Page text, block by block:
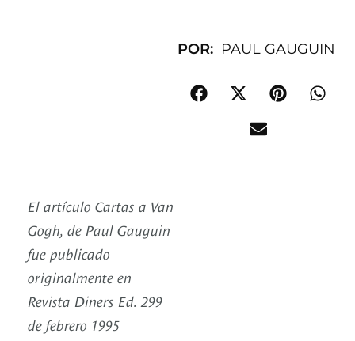
POR: PAUL GAUGUIN
El artículo Cartas a Van
Gogh, de Paul Gauguin
fue publicado
originalmente en
Revista Diners Ed. 299
de febrero 1995